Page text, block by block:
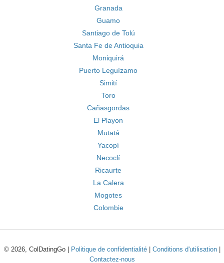
Granada
Guamo
Santiago de Tolú
Santa Fe de Antioquia
Moniquirá
Puerto Leguízamo
Simití
Toro
Cañasgordas
El Playon
Mutatá
Yacopí
Necoclí
Ricaurte
La Calera
Mogotes
Colombie
© 2026, ColDatingGo | Politique de confidentialité| Conditions d'utilisation|
Contactez-nous